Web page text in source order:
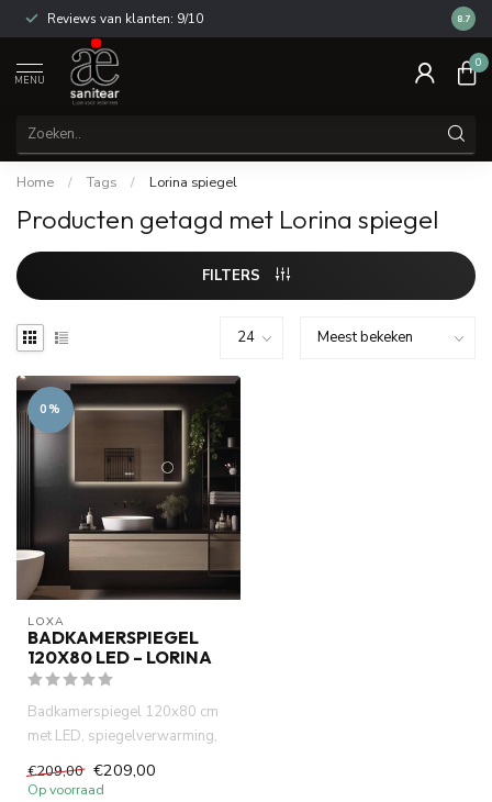
Reviews van klanten: 9/10 14
8.7
MENU
0
Home / Tags / Lorina spiegel
Producten getagd met Lorina spiegel
FILTERS
0%
LOXA
BADKAMERSPIEGEL
120X80 LED – LORINA
Badkamerspiegel 120x80 cm
met LED, spiegelverwarming,
touchbediening en IP44. Lu...
€209,00 €209,00
Op voorraad